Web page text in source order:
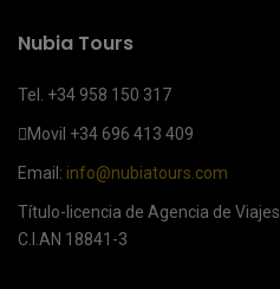
Nubia Tours
Tel. +34 958 150 317
Movil +34 696 413 409
Email: info@nubiatours.com
Título-licencia de Agencia de Viajes
C.I.AN 18841-3